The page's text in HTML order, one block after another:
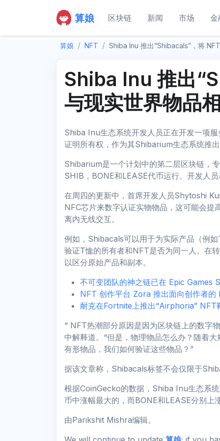
算娘 区块链 新闻 市场 金
算娘 NFT Shiba Inu 推出“Shibacals”，将
Shiba Inu 推出
与现实世界物品
Shiba Inu生态系统开发人员正在开发一项
证明所有权，作为其Shibarium生态系统推出
Shibarium是一个计划中的第二层区块链，
SHIB，BONE和LEASE代币运行。开发人
在周四的更新中，首席开发人员Shytoshi
NFC芯片来数字认证实物物品，这可能会提
离内无线交互。
例如，Shibacals可以用于为实际产品（例
验证T恤的所有者和NFT是否为同一人。在
以区分原始产品和副本。
不可变团队的神之链已在 Epic Games
NFT 创作平台 Zora 推出面向创作者的
耐克在Fortnite上推出“Airphoria”
“ NFT热潮部分原因是因为区块链上的数字
中解释道。“但是，物理物品怎么办？随着
有形物品，我们如何验证这些物品？”
据该文章称，Shibacals标签不会仅限于
根据CoinGecko的数据，Shiba Inu生态系
币中涨幅最大的，而BONE和LEASE分别上
由Parikshit Mishra编辑。